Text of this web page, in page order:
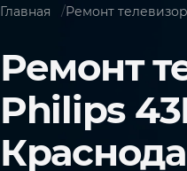
Главная Ремонт
Ремонт
Philips